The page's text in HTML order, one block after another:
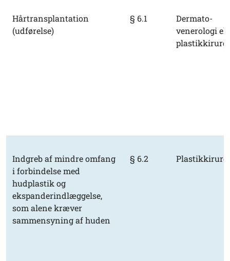
Hårtransplantation
(udførelse)
§ 6.1
Dermato-
venerologi
plastikkirurgi
Indgreb af mindre omfang
i forbindelse med
hudplastik og
ekspanderindlæggelse,
som alene kræver
sammensyning af huden
§ 6.2 Plastikkirurgi